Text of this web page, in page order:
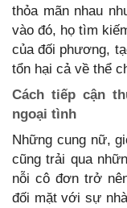
thỏa mãn nhau
vào đó, họ tìm
của đối phương,
tổn hại cả về thể
Cách tiếp cận
ngoại tình
Những cung nữ,
cũng trải qua
nỗi cô đơn trở
đối mặt với sự